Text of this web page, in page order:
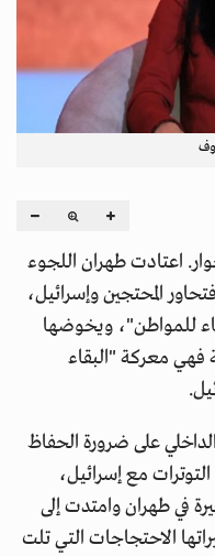
العام الجديد 2026 بالحوار. اعتادت طهران اللجوء
المحتجين وإسرائيل،
للمواطن"، ويخوضها
فهي معركة "البقاء
على ضرورة الحفاظ
مع إسرائيل،
في طهران وامتدت إلى
الاحتجاجات التي تلت